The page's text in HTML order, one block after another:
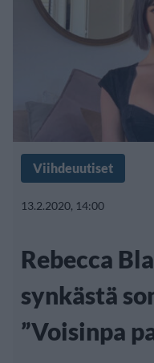
Viihdeuutiset
13.2.2020, 14:00
Rebecca
synkästä
”Voisinpa